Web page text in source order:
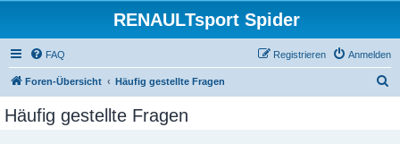
RENAULTsport Spider
FAQ Anmelden
Registrieren
Foren-Übersicht Häufig gestellte Fragen
Häufig gestellte Fragen